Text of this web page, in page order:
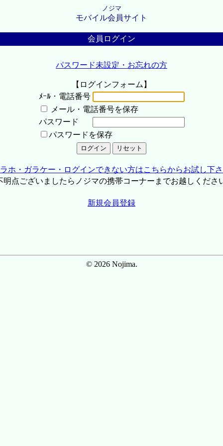
ノジマ
モバイル会員サイト
会員ログイン
パスワード未設定・お忘れの方
【ログインフォーム】
ﾒｰﾙ・電話番号
メール・電話番号を保存
パスワード
パスワードを保存
ホ・ガラケー・ログインできない方はこちらからお試し下
点ございましたらノジマの携帯コーナーまでお越しくださ
新規会員登録
© 2026 Nojima.